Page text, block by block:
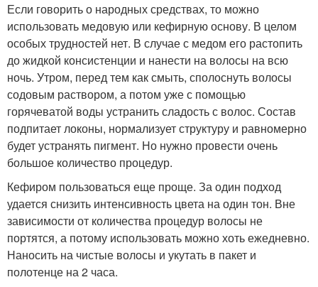
Если говорить о народных средствах, то можно
использовать медовую или кефирную основу. В целом
особых трудностей нет. В случае с медом его растопить
до жидкой консистенции и нанести на волосы на всю
ночь. Утром, перед тем как смыть, сполоснуть волосы
содовым раствором, а потом уже с помощью
горячеватой воды устранить сладость с волос. Состав
подпитает локоны, нормализует структуру и равномерно
будет устранять пигмент. Но нужно провести очень
большое количество процедур.
Кефиром пользоваться еще проще. За один подход
удается снизить интенсивность цвета на один тон. Вне
зависимости от количества процедур волосы не
портятся, а потому использовать можно хоть ежедневно.
Наносить на чистые волосы и укутать в пакет и
полотенце на 2 часа.